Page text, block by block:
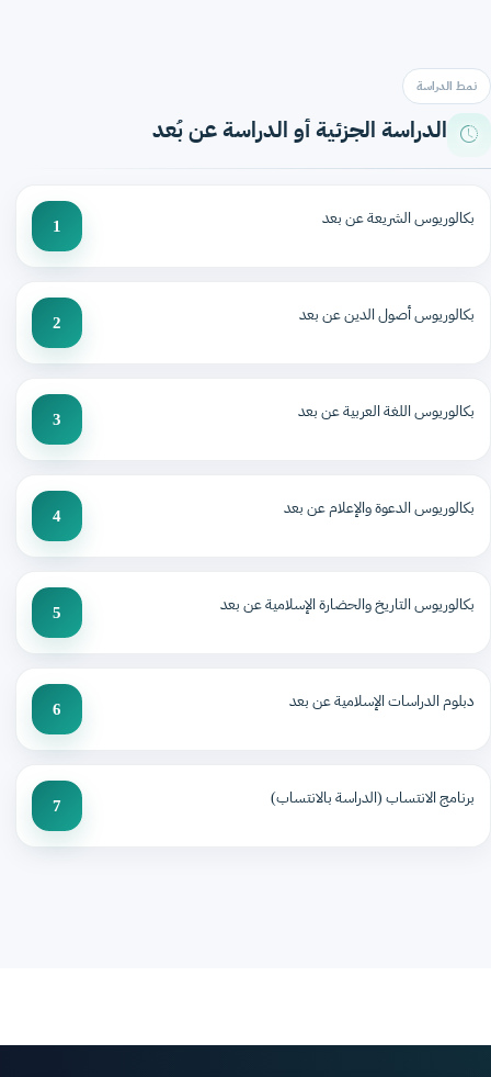
نمط الدراسة
الدراسة الجزئية أو الدراسة عن بُعد
بكالوريوس الشريعة عن بعد 1
بكالوريوس أصول الدين عن بعد 2
بكالوريوس اللغة العربية عن بعد 3
بكالوريوس الدعوة والإعلام عن بعد 4
بكالوريوس التاريخ والحضارة الإسلامية عن بعد 5
دبلوم الدراسات الإسلامية عن بعد 6
برنامج الانتساب (الدراسة بالانتساب) 7